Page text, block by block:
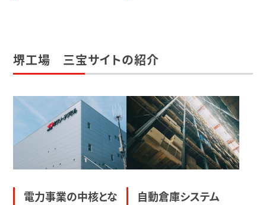
堺工場 三宝サイトの紹介
電力事業の中核とな 自動倉庫システム